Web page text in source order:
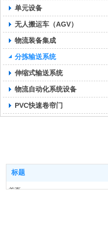
单元设备
无人搬运车（AGV）
物流装备集成
分拣输送系统
伸缩式输送系统
物流自动化系统设备
PVC快速卷帘门
标题
首页